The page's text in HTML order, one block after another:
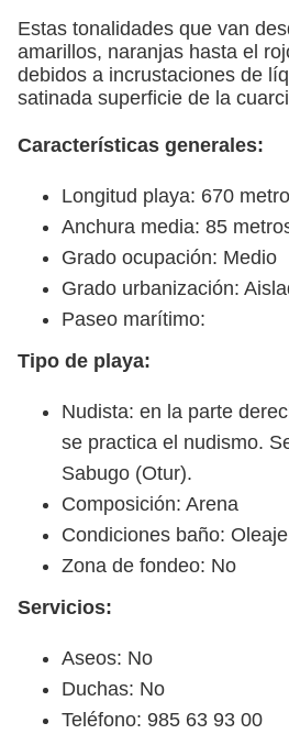
Estas tonalidades que van
amarillos, naranjas hasta el
debidos a incrustaciones de
satinada superficie de la
Características generales:
Longitud playa: 670
Anchura media: 85
Grado ocupación: Medio
Grado urbanización:
Paseo marítimo:
Tipo de playa:
Nudista: en la parte
se practica el nudismo.
Sabugo (Otur).
Composición: Arena
Condiciones baño:
Zona de fondeo: No
Servicios:
Aseos: No
Duchas: No
Teléfono: 985 63 93 00